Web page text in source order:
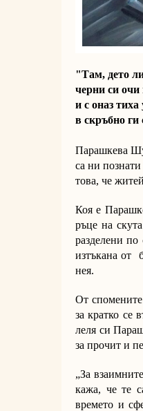
"Там, дето
черни си
и с оназ
в скръбно
Парашкева
са ни
това, че
Коя е
ръце на
разделени
изтъкана от
нея.
От спомените
за кратко се
леля си
за прочит и
„За
кажа, че те
времето и